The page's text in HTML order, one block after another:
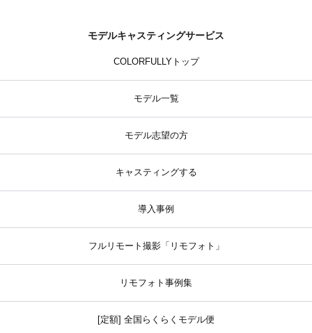
モデルキャスティングサービス
COLORFULLYトップ
モデル一覧
モデル志望の方
キャスティングする
導入事例
フルリモート撮影「リモフォト」
リモフォト事例集
[定額] 全国らくらくモデル便